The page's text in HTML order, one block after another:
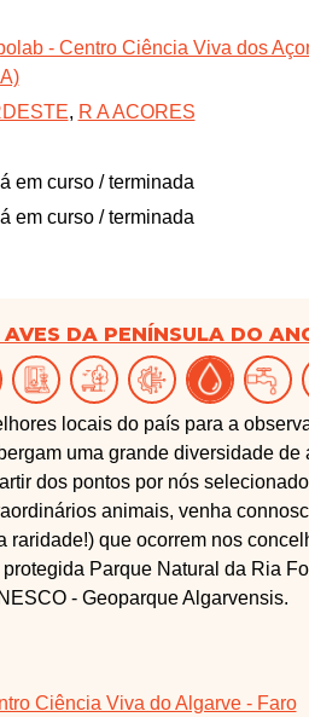
- Centro Ciência Viva dos
, R A ACORES
em curso / terminada
em curso / terminada
DA PENÍNSULA DO
locais do país para a
uma grande diversidade de
dos pontos por nós
animais, venha
raridade!) que ocorrem nos
Parque Natural da Ria
- Geoparque Algarvensis.
Ciência Viva do Algarve - Faro